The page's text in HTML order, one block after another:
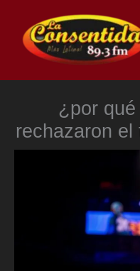
contenido
¿por
rechazaron